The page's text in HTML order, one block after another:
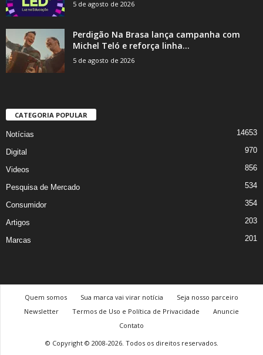
5 de agosto de 2026
Perdigão Na Brasa lança campanha com
Michel Teló e reforça linha...
5 de agosto de 2026
CATEGORIA POPULAR
Notícias 14653
Digital 970
Videos 856
Pesquisa de Mercado 534
Consumidor 354
Artigos 203
Marcas 201
Quem somos Sua marca vai virar notícia
Seja nosso parceiro
Newsletter
Termos de Uso e Política de Privacidade
Anuncie
Contato
© Copyright © 2008-2026. Todos os direitos reservados.